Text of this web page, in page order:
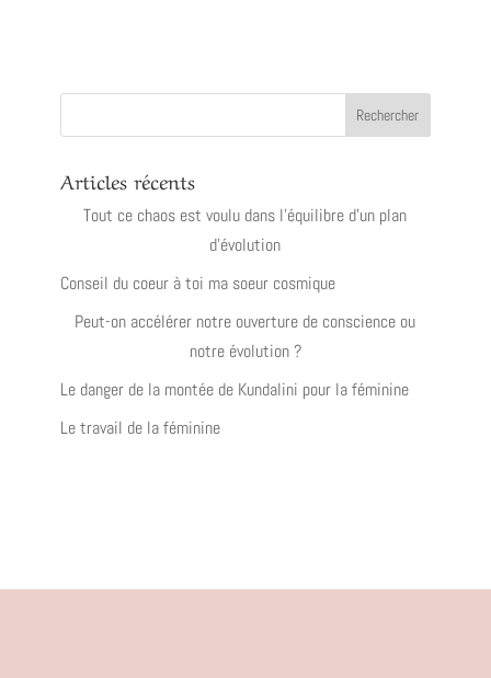
Articles récents
Tout ce chaos est voulu dans l’équilibre d’un plan
d’évolution
Conseil du coeur à toi ma soeur cosmique
Peut-on accélérer notre ouverture de conscience ou
notre évolution ?
Le danger de la montée de Kundalini pour la féminine
Le travail de la féminine